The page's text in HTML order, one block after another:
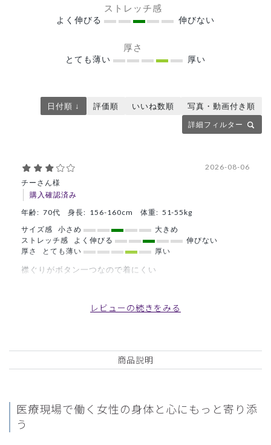
ストレッチ感
よく伸びる 伸びない
厚さ
とても薄い 厚い
詳細フィルター
日付順 ↓ 評価順 いいね数順 写真・動画付き順
チーさん様
購入確認済み
2026-08-06
年齢: 70代 身長: 156-160cm 体重: 51-55kg
サイズ感
小さめ
大きめ
ストレッチ感
よく伸びる
伸びない
厚さ
とても薄い 厚い
襟ぐりがボタン一つなので着にくい
O12レディース:アーバンプルオーバースクラブ/
こば様
レビューの続きをみる
商品説明
医療現場で働く女性の身体と心にもっと寄り添
う